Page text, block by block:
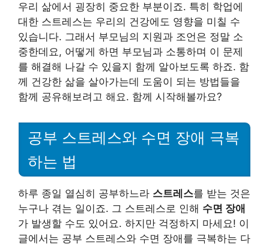
우리 삶에서 굉장히 중요한 부분이죠. 특히 학업에
대한 스트레스는 우리의 건강에도 영향을 미칠 수
있습니다. 그래서 부모님의 지원과 조언은 정말 소
중한데요, 어떻게 하면 부모님과 소통하며 이 문제
를 해결해 나갈 수 있을지 함께 알아보도록 하죠. 함
께 건강한 삶을 살아가는데 도움이 되는 방법들을
함께 공유해보려고 해요. 함께 시작해볼까요?
공부 스트레스와 수면 장애 극복
하는 법
하루 종일 열심히 공부하느라 스트레스를 받는 것은
누구나 겪는 일이죠. 그 스트레스로 인해 수면 장애
가 발생할 수도 있어요. 하지만 걱정하지 마세요! 이
글에서는 공부 스트레스와 수면 장애를 극복하는 다